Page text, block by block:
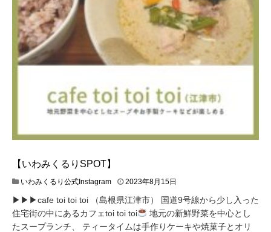
【いわみくるりSPOT】
いわみくるり公式Instagram 2023年8月15日
▶︎▶︎▶︎cafe toi toi toi （島根県江津市） 国道9号線から少し入った
住宅街の中にあるカフェtoi toi toi
地元の新鮮野菜を中心とし
たスープランチ、 ティータイムは手作りケーキや焼菓子とオリ